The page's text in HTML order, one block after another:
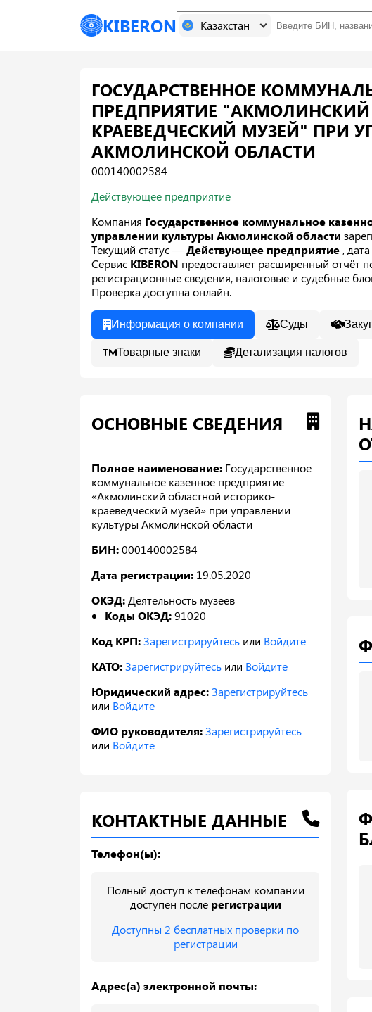
KIBERON Казахстан
ГОСУДАРСТВЕННОЕ
ПРЕДПРИЯТИЕ
КРАЕВЕДЧЕСКИЙ МУЗЕЙ" ПРИ
АКМОЛИНСКОЙ ОБЛАСТИ
000140002584
Действующее предприятие
Компания Государственное коммунальное
управлении культуры Акмолинской области
Текущий статус —Действующее предприятие ,
Сервис KIBERON предоставляет расширенный отчёт
регистрационные сведения, налоговые и судебные
Проверка доступна онлайн.
Информация о компании Суды
Товарные знаки Детализация налогов
ОСНОВНЫЕ СВЕДЕНИЯ
Полное наименование: Государственное
коммунальное казенное предприятие
«Акмолинский областной историко-
краеведческий музей» при управлении
культуры Акмолинской области
БИН:000140002584
Дата регистрации: 19.05.2020
ОКЭД:Деятельность музеев
Коды ОКЭД:91020
Код КРП:Зарегистрируйтесь или Войдите
КАТО:Зарегистрируйтесь или Войдите
Юридический адрес:Зарегистрируйтесь
или Войдите
ФИО руководителя:Зарегистрируйтесь
или Войдите
КОНТАКТНЫЕ ДАННЫЕ
Телефон(ы):
Полный доступ к телефонам компании
доступен после регистрации
Доступны 2 бесплатных проверки по
регистрации
Адрес(а) электронной почты: